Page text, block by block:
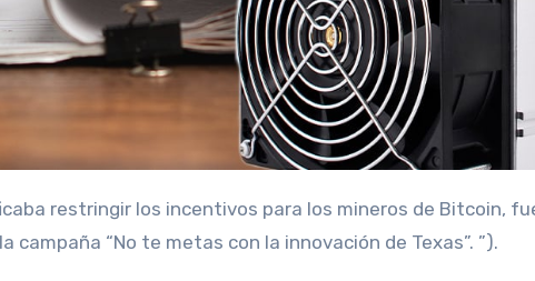
“No te metas con la innovación de Texas”. ”).